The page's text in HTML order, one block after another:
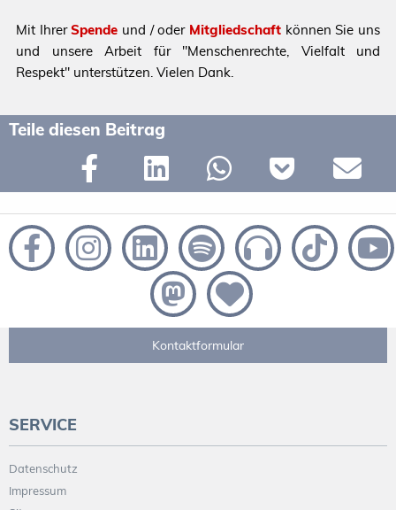
Mit IhrerSpende und / oder Mitgliedschaft können Sie uns
und unsere Arbeit für "Menschenrechte, Vielfalt und
Respekt" unterstützen. Vielen Dank.
Teile diesen Beitrag
Kontaktformular
SERVICE
Datenschutz
Impressum